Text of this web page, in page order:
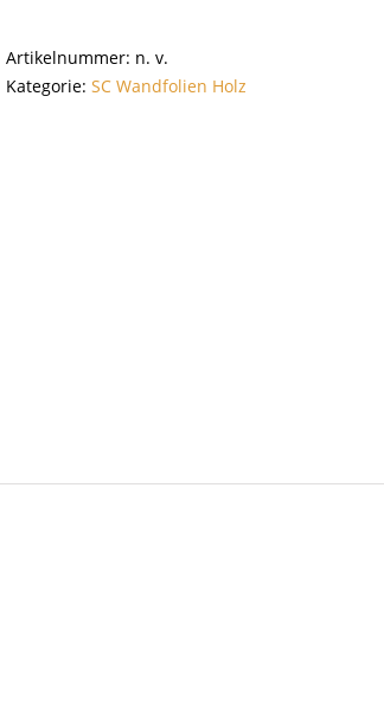
Artikelnummer: n. v.
Kategorie: SC Wandfolien Holz